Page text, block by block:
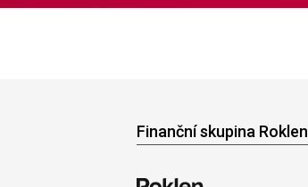
Finanční skupina Roklen